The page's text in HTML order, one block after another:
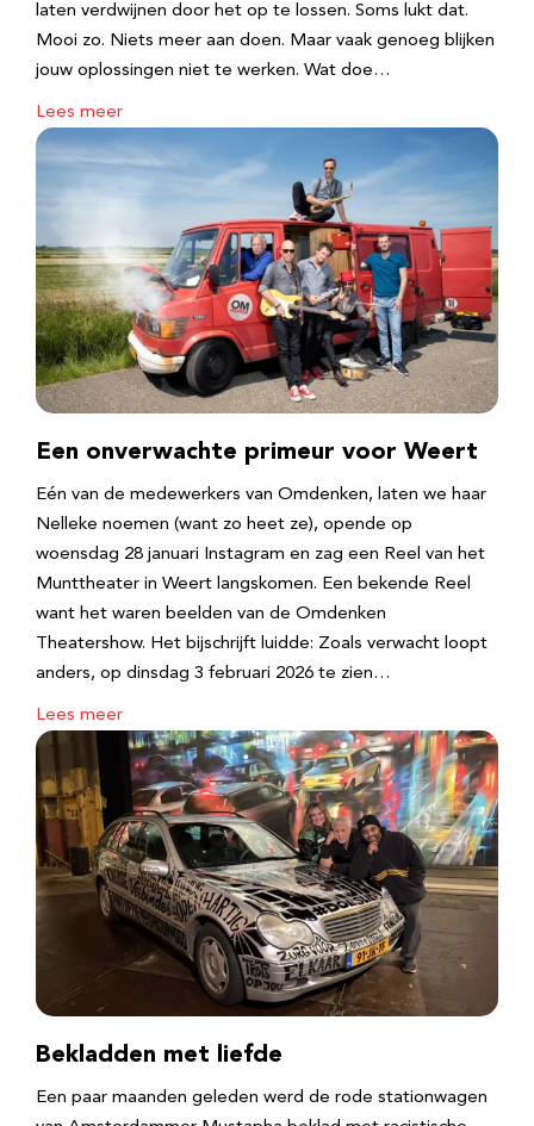
laten verdwijnen door het op te lossen. Soms lukt dat.
Mooi zo. Niets meer aan doen. Maar vaak genoeg blijken
jouw oplossingen niet te werken. Wat doe…
Lees meer
Een onverwachte primeur voor Weert
Eén van de medewerkers van Omdenken, laten we haar
Nelleke noemen (want zo heet ze), opende op
woensdag 28 januari Instagram en zag een Reel van het
Munttheater in Weert langskomen. Een bekende Reel
want het waren beelden van de Omdenken
Theatershow. Het bijschrijft luidde: Zoals verwacht loopt
anders, op dinsdag 3 februari 2026 te zien…
Lees meer
Bekladden met liefde
Een paar maanden geleden werd de rode stationwagen